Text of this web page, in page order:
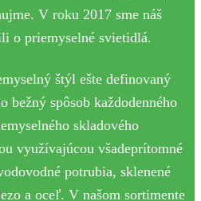
V roku 2017 sme náš
o priemyselné svietidlá.
štýl ešte definovaný
bežný spôsob každodenného
skladového
využívajúcou všadeprítomné
potrubia, sklenené
a oceľ. V našom sortimente